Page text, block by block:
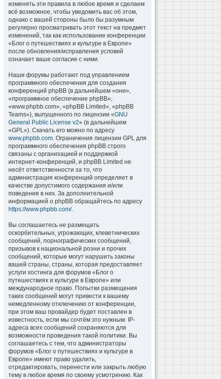
изменять эти правила в любое время и сделаем
всё возможное, чтобы уведомить вас об этом,
однако с вашей стороны было бы разумным
регулярно просматривать этот текст на предмет
изменений, так как использование конференции
«Блог о путешествиях и культуре в Европе»
после обновления/исправления условий
означает ваше согласие с ними.
Наши форумы работают под управлением
программного обеспечения для создания
конференций phpBB (в дальнейшем «они»,
«программное обеспечение phpBB»,
«www.phpbb.com», «phpBB Limited», «phpBB
Teams»), выпущенного по лицензии «GNU
General Public License v2» (в дальнейшем
«GPL»). Скачать его можно по адресу
www.phpbb.com. Ограничения лицензии GPL для
программного обеспечения phpBB строго
связаны с организацией и поддержкой
интернет-конференций, и phpBB Limited не
несёт ответственности за то, что
администрация конференций определяет в
качестве допустимого содержания и/или
поведения в них. За дополнительной
информацией о phpBB обращайтесь по адресу
https://www.phpbb.com/.
Вы соглашаетесь не размещать
оскорбительных, угрожающих, клеветнических
сообщений, порнографических сообщений,
призывов к национальной розни и прочих
сообщений, которые могут нарушить законы
вашей страны, страны, которая предоставляет
услуги хостинга для форумов «Блог о
путешествиях и культуре в Европе» или
международное право. Попытки размещения
таких сообщений могут привести к вашему
немедленному отключению от конференции,
при этом ваш провайдер будет поставлен в
известность, если мы сочтём это нужным. IP-
адреса всех сообщений сохраняются для
возможности проведения такой политики. Вы
соглашаетесь с тем, что администраторы
форумов «Блог о путешествиях и культуре в
Европе» имеют право удалить,
отредактировать, перенести или закрыть любую
тему в любое время по своему усмотрению. Как